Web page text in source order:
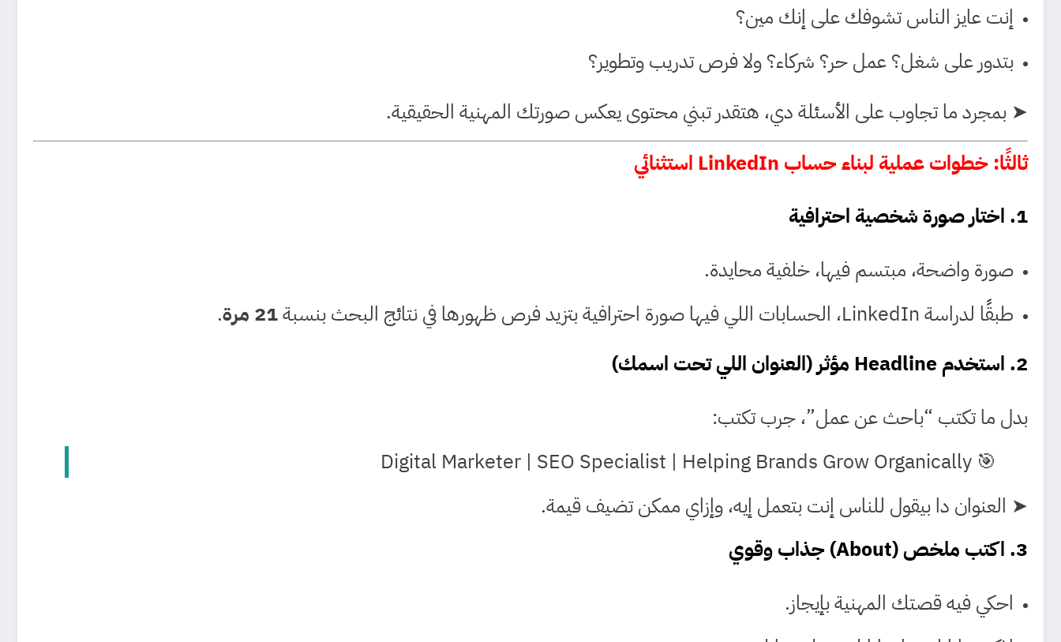
إنت عايز الناس تشوفك على إنك مين؟
بتدور على شغل؟ عمل حر؟ شركاء؟ ولا فرص تدريب وتطوير؟
➤ بمجرد ما تجاوب على الأسئلة دي، هتقدر تبني محتوى يعكس صورتك المهنية الحقيقية.
ثالثًا: خطوات عملية لبناء حساب LinkedIn استثنائي
1. اختار صورة شخصية احترافية
صورة واضحة، مبتسم فيها، خلفية محايدة.
طبقًا لدراسة LinkedIn، الحسابات اللي فيها صورة احترافية بتزيد فرص ظهورها في نتائج البحث بنسبة
21 مرة
.
2. استخدم Headline مؤثر (العنوان اللي تحت اسمك)
بدل ما تكتب “باحث عن عمل”، جرب تكتب:
🎯 Digital Marketer | SEO Specialist | Helping Brands Grow Organically
➤ العنوان دا بيقول للناس إنت بتعمل إيه، وإزاي ممكن تضيف قيمة.
3. اكتب ملخص (About) جذاب وقوي
احكي فيه قصتك المهنية بإيجاز.